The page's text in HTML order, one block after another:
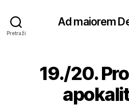
Pretraži
Ad maiorem
19./20.